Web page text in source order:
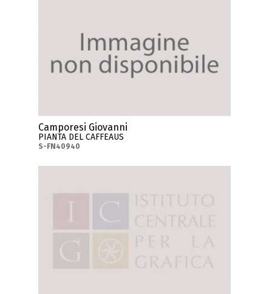
Camporesi Giovanni
PIANTA DEL CAFFEAUS
S-FN40940